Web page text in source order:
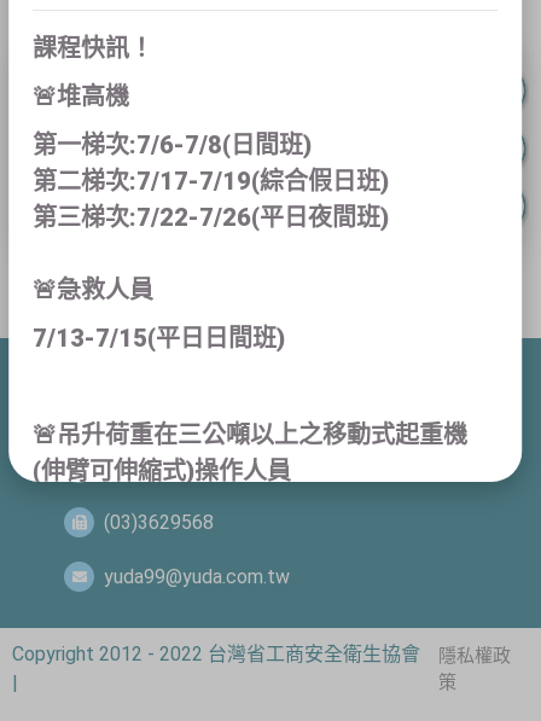
已過報名期限，無法報名
(03)3626828
(03)3629568
yuda99@yuda.com.tw
Copyright 2012 - 2022 台灣省工商安全衛生協會
隱私權政
策
課程快訊！
🚨堆高機
第一梯次:7/6-7/8(日間班)
第二梯次:7/17-7/19(綜合假日班)
第三梯次:7/22-7/26(平日夜間班)
🚨急救人員
7/13-7/15(平日日間班)
🚨吊升荷重在三公噸以上之移動式起重機
(伸臂可伸縮式)操作人員
學科:8/1-8/9 術科:8/15-8/16(假日日間班)
學科:8/6-8/14 術科:8/15-8/16(平日夜間
🚨吊升荷重在三公噸以上之固定式起重機